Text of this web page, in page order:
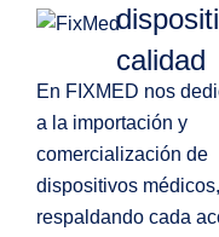
calidad
En FIXMED nos
a la importación y
comercialización de
dispositivos médicos,
respaldando cada